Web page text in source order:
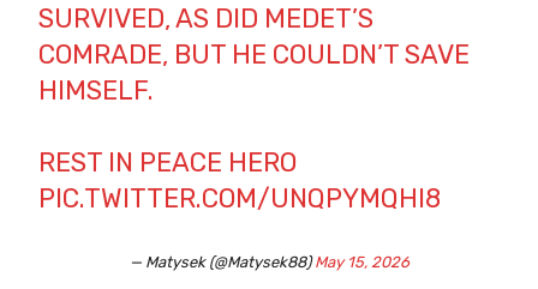
SURVIVED, AS DID MEDET’S
COMRADE, BUT HE COULDN’T SAVE
HIMSELF.
REST IN PEACE HERO
PIC.TWITTER.COM/UNQPYMQHI8
— Matysek (@Matysek88)May 15, 2026